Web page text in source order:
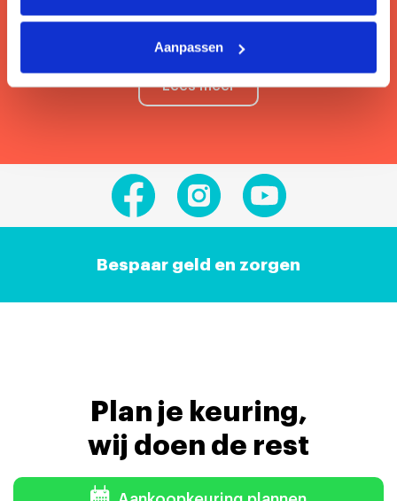
Aanpassen
Hier lees je de veelgestelde vragen van onze
Lees meer
Bespaar geld en zorgen
Plan je keuring,
wij doen de rest